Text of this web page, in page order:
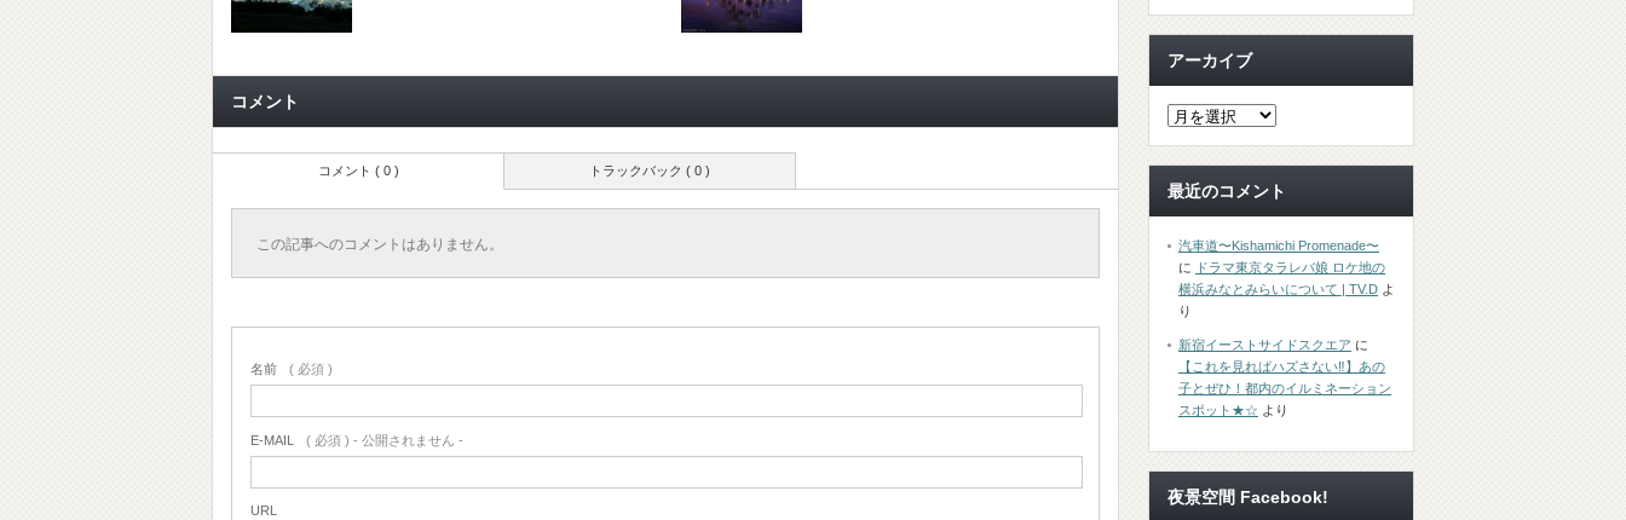
コメント
トラックバック ( 0 )
コメント ( 0 )
この記事へのコメントはありません。
名前 ( 必須 )
E-MAIL ( 必須 ) - 公開されません -
URL
アーカイブ
最近のコメント
汽車道〜Kishamichi Promenade〜
に
ドラマ東京タラレバ娘 ロケ地の
横浜みなとみらいについて | TV.D よ
り
新宿イーストサイドスクエア に
【これを見ればハズさない‼︎】あの
子とぜひ！都内のイルミネーション
スポット★☆ より
夜景空間 Facebook!